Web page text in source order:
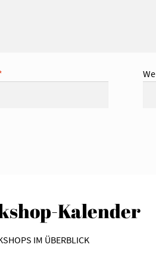
Kalender
IM ÜBERBLICK